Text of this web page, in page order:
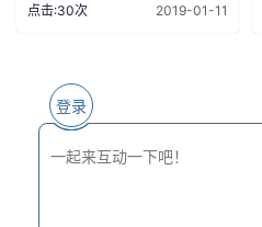
点击:30次 2019-01-11
登录